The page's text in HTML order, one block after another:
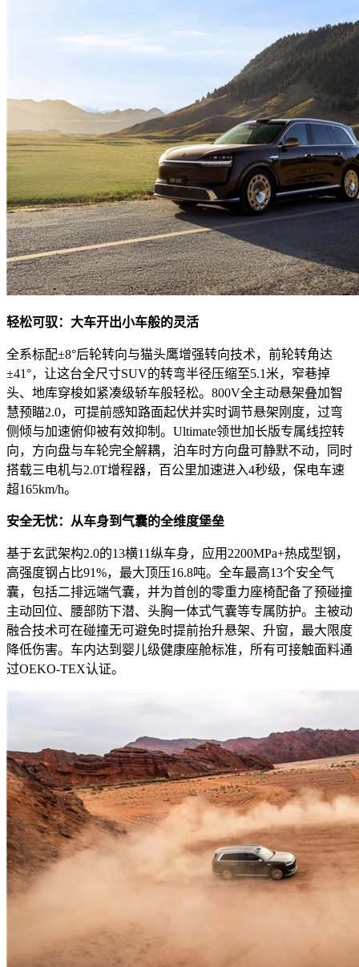
轻松可驭：大车开出小车般的灵活
全系标配±8°后轮转向与猫头鹰增强转向技术，前轮转角达
±41°，让这台全尺寸SUV的转弯半径压缩至5.1米，窄巷掉
头、地库穿梭如紧凑级轿车般轻松。800V全主动悬架叠加智
慧预瞄2.0，可提前感知路面起伏并实时调节悬架刚度，过弯
侧倾与加速俯仰被有效抑制。Ultimate领世加长版专属线控转
向，方向盘与车轮完全解耦，泊车时方向盘可静默不动，同时
搭载三电机与2.0T增程器，百公里加速进入4秒级，保电车速
超165km/h。
安全无忧：从车身到气囊的全维度堡垒
基于玄武架构2.0的13横11纵车身，应用2200MPa+热成型钢，
高强度钢占比91%，最大顶压16.8吨。全车最高13个安全气
囊，包括二排远端气囊，并为首创的零重力座椅配备了预碰撞
主动回位、腰部防下潜、头胸一体式气囊等专属防护。主被动
融合技术可在碰撞无可避免时提前抬升悬架、升窗，最大限度
降低伤害。车内达到婴儿级健康座舱标准，所有可接触面料通
过OEKO-TEX认证。